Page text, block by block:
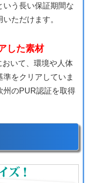
いう長い保証期間な
ただけます。
した素材
おいて、環境や人体
をクリアしていま
州のPUR認証を取得